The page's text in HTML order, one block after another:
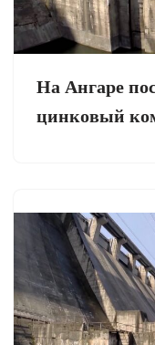
На Ангаре
цинковый